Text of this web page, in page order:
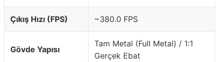
Çıkış Hızı (FPS) ~380.0 FPS
Gövde Yapısı
Tam Metal (Full Metal) / 1:1
Gerçek Ebat